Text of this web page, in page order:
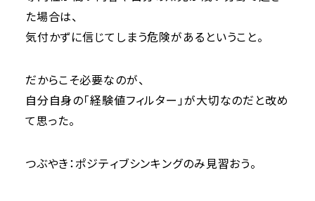
た場合は、
気付かずに信じてしまう危険があるということ。
だからこそ必要なのが、
自分自身の「経験値フィルター」が大切なのだと改め
て思った。
つぶやき：ポジティブシンキングのみ見習おう。